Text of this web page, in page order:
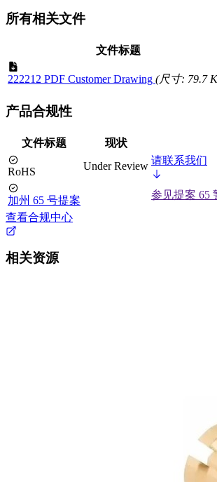
所有相关文件
文件标题
222212 PDF Customer Drawing (尺寸: 79.7
产品合规性
文件标题 现状
RoHS Under Review 请联系我们
加州 65 号提案
参见提案 65
查看合规中心
相关资源